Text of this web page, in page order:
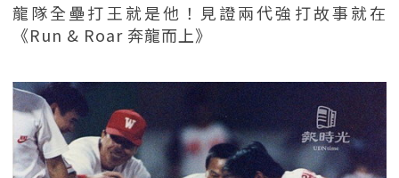
龍隊全壘打王就是他！見證兩代強打故事就在
《Run & Roar 奔龍而上》